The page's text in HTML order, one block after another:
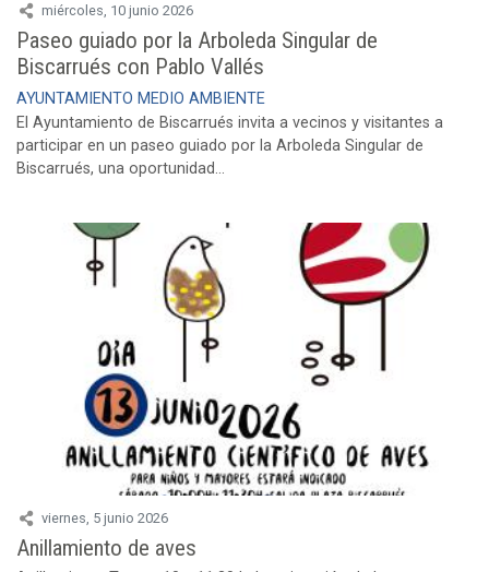
miércoles, 10 junio 2026
Paseo guiado por la Arboleda Singular de
Biscarrués con Pablo Vallés
AYUNTAMIENTO MEDIO AMBIENTE
El Ayuntamiento de Biscarrués invita a vecinos y visitantes a
participar en un paseo guiado por la Arboleda Singular de
Biscarrués, una oportunidad...
viernes, 5 junio 2026
Anillamiento de aves